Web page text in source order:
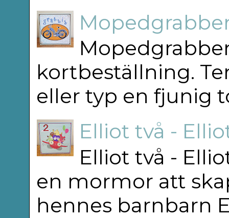
kortbeställning.
eller typ en fjunig
Elliot två -
Elliot två -
en mormor att
hennes barnbarn